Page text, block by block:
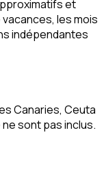
et
les mois
indépendantes
Canaries, Ceuta
ne sont pas inclus.